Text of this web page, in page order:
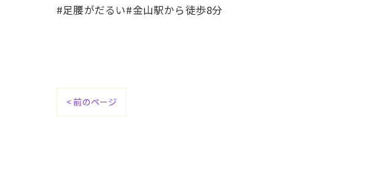
#足腰がだるい#金山駅から徒歩8分
< 前のページ